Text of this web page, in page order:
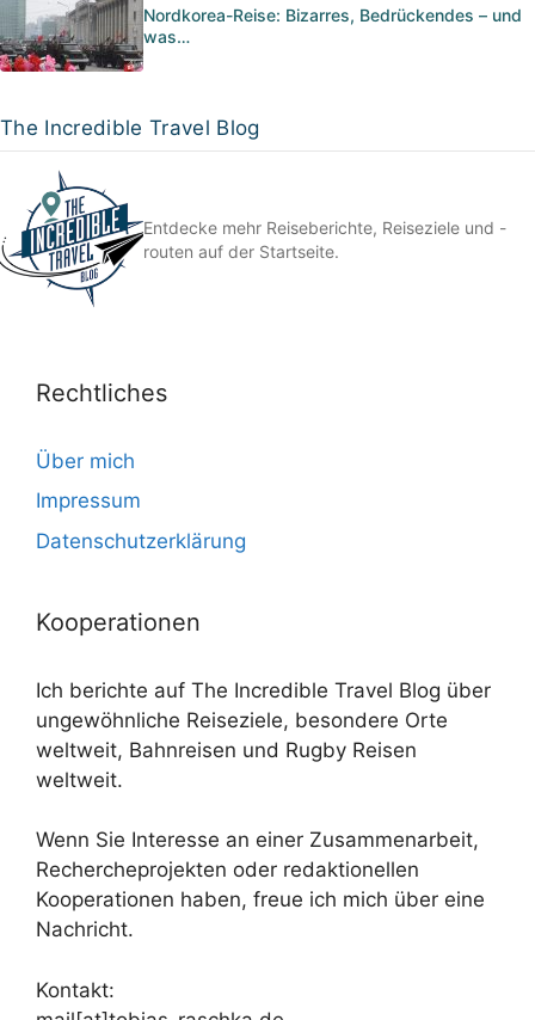
Nordkorea-Reise: Bizarres, Bedrückendes – und
was…
The Incredible Travel Blog
Entdecke mehr Reiseberichte, Reiseziele und -
routen auf der Startseite.
Rechtliches
Über mich
Impressum
Datenschutzerklärung
Kooperationen
Ich berichte auf The Incredible Travel Blog über
ungewöhnliche Reiseziele, besondere Orte
weltweit, Bahnreisen und Rugby Reisen
weltweit.
Wenn Sie Interesse an einer Zusammenarbeit,
Rechercheprojekten oder redaktionellen
Kooperationen haben, freue ich mich über eine
Nachricht.
Kontakt: